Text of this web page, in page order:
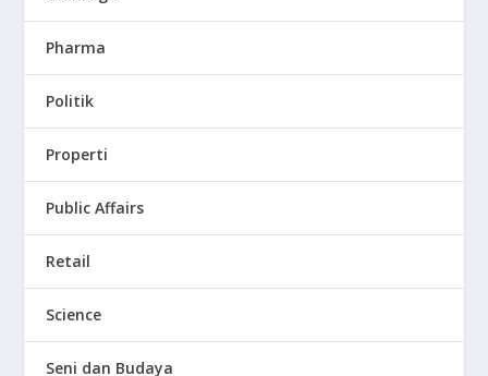
Pharma
Politik
Properti
Public Affairs
Retail
Science
Seni dan Budaya